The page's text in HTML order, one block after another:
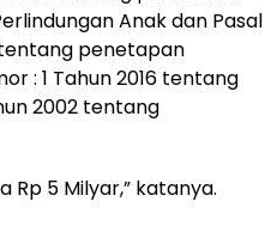
Anak dan Pasal
tentang penetapan
: 1 Tahun 2016 tentang
2002 tentang
Rp 5 Milyar,” katanya.